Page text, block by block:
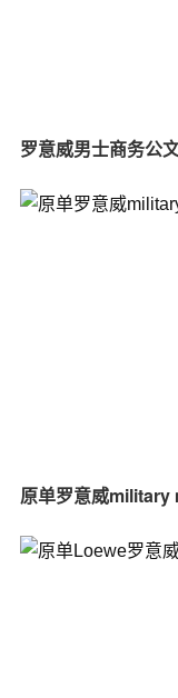
罗意威男士商务公
原单罗意威